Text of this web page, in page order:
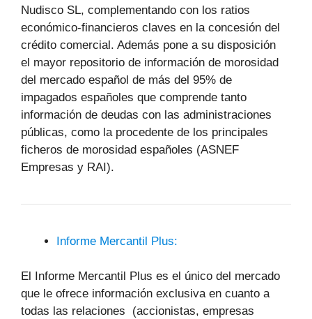
Nudisco SL, complementando con los ratios
económico-financieros claves en la concesión del
crédito comercial. Además pone a su disposición
el mayor repositorio de información de morosidad
del mercado español de más del 95% de
impagados españoles que comprende tanto
información de deudas con las administraciones
públicas, como la procedente de los principales
ficheros de morosidad españoles (ASNEF
Empresas y RAI).
Informe Mercantil Plus:
El Informe Mercantil Plus es el único del mercado
que le ofrece información exclusiva en cuanto a
todas las relaciones (accionistas, empresas